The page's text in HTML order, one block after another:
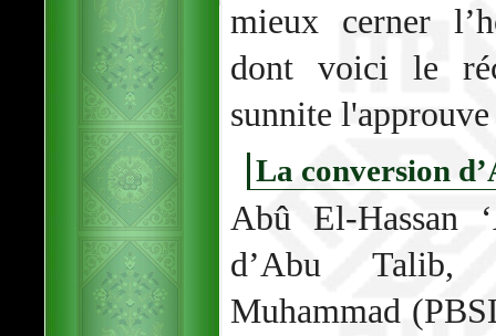
mieux cerner
dont voici le
sunnite
La conversion
Abû El-
d’Abu Talib,
Muhammad